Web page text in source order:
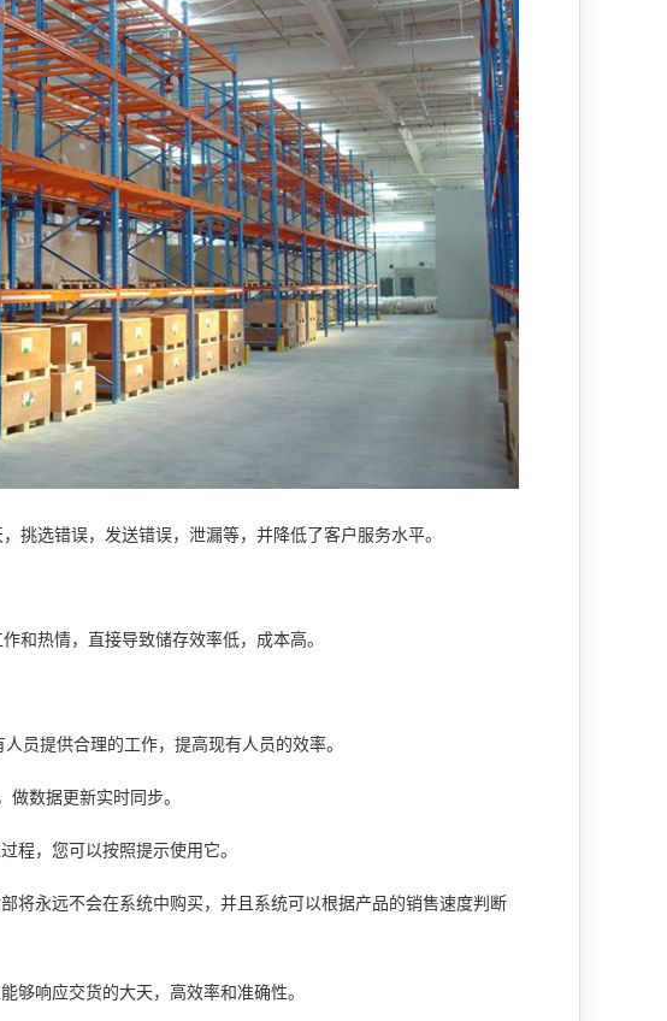
挑选错误，发送错误，泄漏等，并降低了客户服务水平。
和热情，直接导致储存效率低，成本高。
员提供合理的工作，提高现有人员的效率。
数据更新实时同步。
程，您可以按照提示使用它。
将永远不会在系统中购买，并且系统可以根据产品的销售速度判断
够响应交货的大天，高效率和准确性。